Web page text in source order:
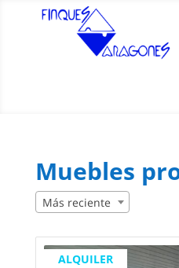
Muebles
Más reciente
ALQUILER